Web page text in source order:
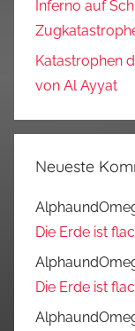
Inferno auf
Katastrophen
von Al Ayyat
Neueste
Die Erde ist
Die Erde ist